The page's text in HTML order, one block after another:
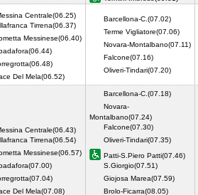
Centrale(06.25)
Tirrena(06.37)
Messinese(06.40)
Del Mela(06.52)
Barcellona-C.(07.02)
Terme Vigliatore(07.06)
Novara-Montalbano(07.11)
Falcone(07.16)
Oliveri-Tindari(07.20)
Centrale(06.43)
Tirrena(06.54)
Messinese(06.57)
Del Mela(07.08)
Barcellona-C.(07.18)
Novara-
Montalbano(07.24)
Falcone(07.30)
Oliveri-Tindari(07.35)
Patti-S.Piero Patti(07.46)
S.Giorgio(07.51)
Giojosa Marea(07.59)
Brolo-Ficarra(08.05)